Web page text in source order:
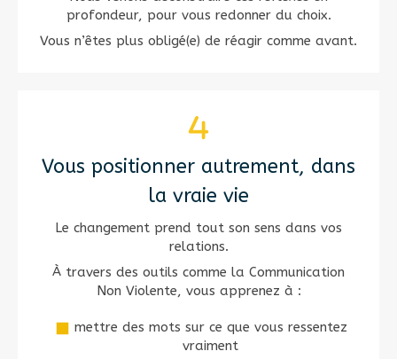
profondeur, pour vous redonner du choix.
Vous n’êtes plus obligé(e) de réagir comme avant.
Vous positionner autrement, dans
la vraie vie
Le changement prend tout son sens dans vos
relations.
À travers des outils comme la Communication
Non Violente, vous apprenez à :
mettre des mots sur ce que vous ressentez
vraiment